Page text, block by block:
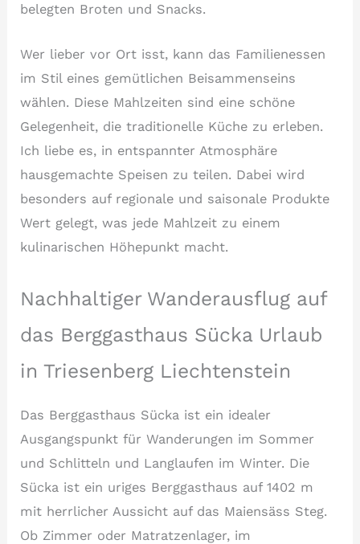
belegten Broten und Snacks.
Wer lieber vor Ort isst, kann das Familienessen
im Stil eines gemütlichen Beisammenseins
wählen. Diese Mahlzeiten sind eine schöne
Gelegenheit, die traditionelle Küche zu erleben.
Ich liebe es, in entspannter Atmosphäre
hausgemachte Speisen zu teilen. Dabei wird
besonders auf regionale und saisonale Produkte
Wert gelegt, was jede Mahlzeit zu einem
kulinarischen Höhepunkt macht.
Nachhaltiger Wanderausflug auf
das Berggasthaus Sücka Urlaub
in Triesenberg Liechtenstein
Das Berggasthaus Sücka ist ein idealer
Ausgangspunkt für Wanderungen im Sommer
und Schlitteln und Langlaufen im Winter. Die
Sücka ist ein uriges Berggasthaus auf 1402 m
mit herrlicher Aussicht auf das Maiensäss Steg.
Ob Zimmer oder Matratzenlager, im